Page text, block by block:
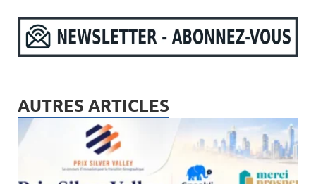
AUTRES ARTICLES